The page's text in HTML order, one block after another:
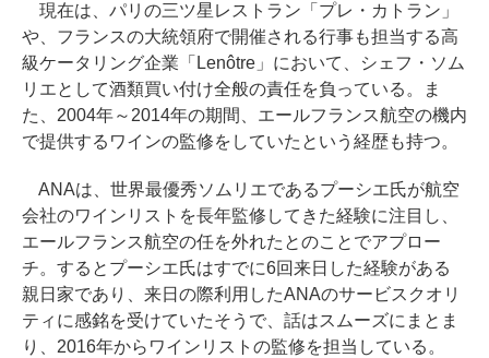
現在は、パリの三ツ星レストラン「プレ・カトラン」
や、フランスの大統領府で開催される行事も担当する高
級ケータリング企業「Lenôtre」において、シェフ・ソム
リエとして酒類買い付け全般の責任を負っている。ま
た、2004年～2014年の期間、エールフランス航空の機内
で提供するワインの監修をしていたという経歴も持つ。
ANAは、世界最優秀ソムリエであるプーシエ氏が航空
会社のワインリストを長年監修してきた経験に注目し、
エールフランス航空の任を外れたとのことでアプロー
チ。するとプーシエ氏はすでに6回来日した経験がある
親日家であり、来日の際利用したANAのサービスクオリ
ティに感銘を受けていたそうで、話はスムーズにまとま
り、2016年からワインリストの監修を担当している。